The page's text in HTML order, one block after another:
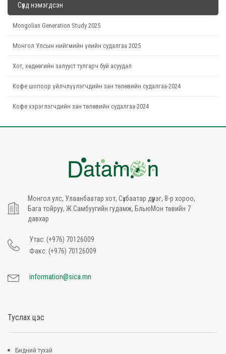
Сүүлд нэмэгдсэн
Mongolian Generation Study 2025
Монгол Улсын нийгмийн үеийн судалгаа 2025
Хот, хөдөөгийн залууст тулгарч буй асуудал
Кофе шопоор үйлчлүүлэгчдийн зан төлөвийн судалгаа-2024
Кофе хэрэглэгчдийн зан төлөвийн судалгаа-2024
Монгол улс, Улаанбаатар хот, Сүхбаатар дүүрэг, 8-р хороо,
Бага тойруу, Ж.Самбуугийн гудамж, БльюМон төвийн 7
давхар
Утас: (+976) 70126009
Факс: (+976) 70126009
information@sica.mn
Туслах цэс
Бидний тухай